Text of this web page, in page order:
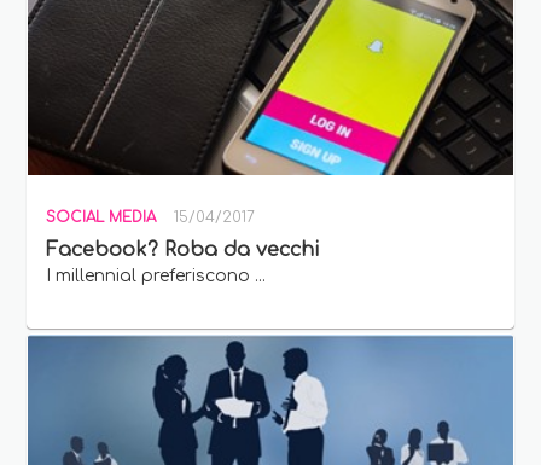
SOCIAL MEDIA 15/04/2017
Facebook? Roba da vecchi
I millennial preferiscono ...